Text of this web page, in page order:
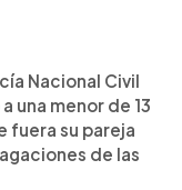
Nacional Civil
una menor de 13
fuera su pareja
de las